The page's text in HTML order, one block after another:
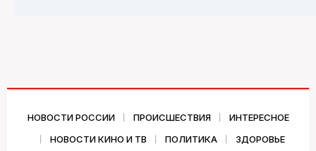
НОВОСТИ РОССИИ ПРОИСШЕСТВИЯ
ИНТЕРЕСНОЕ
НОВОСТИ КИНО И ТВ
ПОЛИТИКА ЗДОРОВЬЕ